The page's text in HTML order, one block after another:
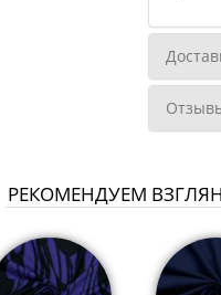
РЕКОМЕНДУЕМ